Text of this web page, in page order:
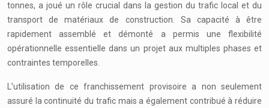
tonnes, a joué un rôle crucial dans la gestion du trafic local et du
transport de matériaux de construction. Sa capacité à être
rapidement assemblé et démonté a permis une flexibilité
opérationnelle essentielle dans un projet aux multiples phases et
contraintes temporelles.
L’utilisation de ce franchissement provisoire a non seulement
assuré la continuité du trafic mais a également contribué à réduire